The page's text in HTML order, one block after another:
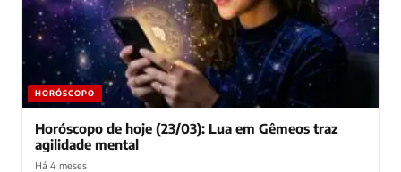
HORÓSCOPO
Horóscopo de hoje (23/03): Lua em Gêmeos traz
agilidade mental
Há 4 meses